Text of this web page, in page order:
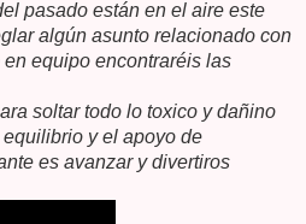
pasado están en el aire este
algún asunto relacionado con
equipo encontraréis las
soltar todo lo toxico y dañino
y el apoyo de
es avanzar y divertiros